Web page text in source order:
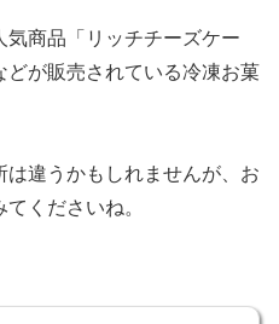
商品「リッチチーズケー
が販売されている冷凍お菓
違うかもしれませんが、お
くださいね。